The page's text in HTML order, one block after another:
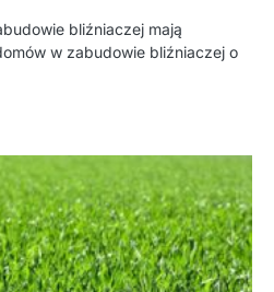
bliźniaczej mają
w zabudowie bliźniaczej o